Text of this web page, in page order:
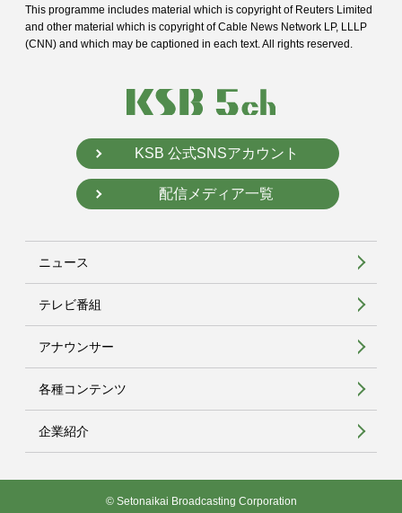
This programme includes material which is copyright of Reuters Limited
and other material which is copyright of Cable News Network LP, LLLP
(CNN) and which may be captioned in each text. All rights reserved.
KSB 公式SNSアカウント
配信メディア一覧
ニュース
テレビ番組
アナウンサー
各種コンテンツ
企業紹介
© Setonaikai Broadcasting Corporation